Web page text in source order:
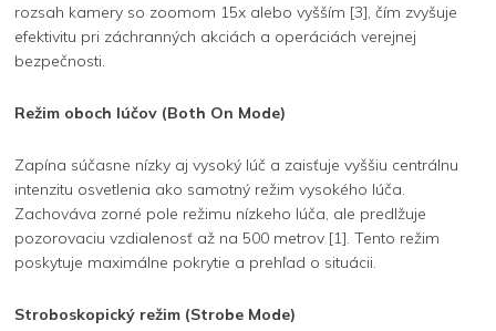
rozsah kamery so zoomom 15x alebo vyšším [3], čím zvyšuje
efektivitu pri záchranných akciách a operáciách verejnej
bezpečnosti.
Režim oboch lúčov (Both On Mode)
Zapína súčasne nízky aj vysoký lúč a zaisťuje vyššiu centrálnu
intenzitu osvetlenia ako samotný režim vysokého lúča.
Zachováva zorné pole režimu nízkeho lúča, ale predlžuje
pozorovaciu vzdialenosť až na 500 metrov [1]. Tento režim
poskytuje maximálne pokrytie a prehľad o situácii.
Stroboskopický režim (Strobe Mode)